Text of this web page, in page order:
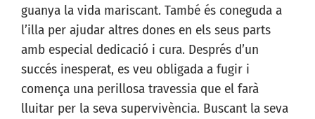
guanya la vida mariscant. També és coneguda a
l’illa per ajudar altres dones en els seus parts
amb especial dedicació i cura. Després d’un
succés inesperat, es veu obligada a fugir i
comença una perillosa travessia que el farà
lluitar per la seva supervivència. Buscant la seva